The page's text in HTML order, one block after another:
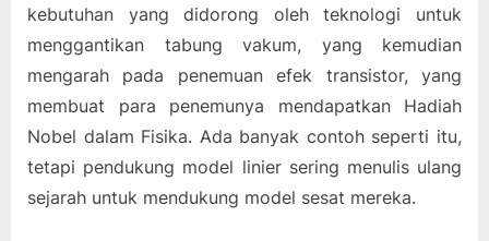
kebutuhan yang didorong oleh teknologi untuk
menggantikan tabung vakum, yang kemudian
mengarah pada penemuan efek transistor, yang
membuat para penemunya mendapatkan Hadiah
Nobel dalam Fisika. Ada banyak contoh seperti itu,
tetapi pendukung model linier sering menulis ulang
sejarah untuk mendukung model sesat mereka.